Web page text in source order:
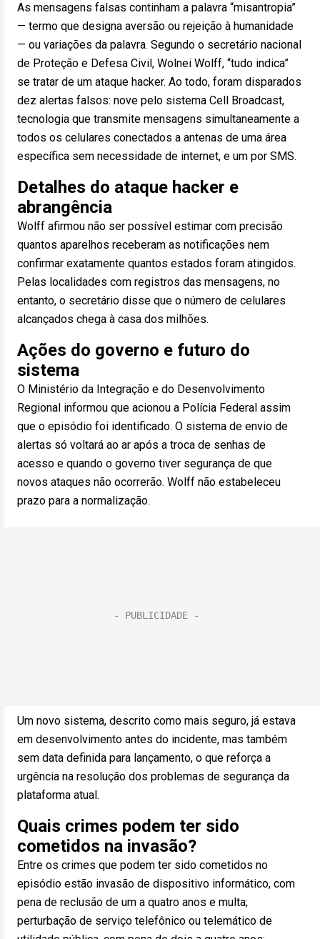
As mensagens falsas continham a palavra “misantropia”
— termo que designa aversão ou rejeição à humanidade
— ou variações da palavra. Segundo o secretário nacional
de Proteção e Defesa Civil, Wolnei Wolff, “tudo indica”
se tratar de um ataque hacker. Ao todo, foram disparados
dez alertas falsos: nove pelo sistema Cell Broadcast,
tecnologia que transmite mensagens simultaneamente a
todos os celulares conectados a antenas de uma área
específica sem necessidade de internet, e um por SMS.
Detalhes do ataque hacker e
abrangência
Wolff afirmou não ser possível estimar com precisão
quantos aparelhos receberam as notificações nem
confirmar exatamente quantos estados foram atingidos.
Pelas localidades com registros das mensagens, no
entanto, o secretário disse que o número de celulares
alcançados chega à casa dos milhões.
Ações do governo e futuro do
sistema
O Ministério da Integração e do Desenvolvimento
Regional informou que acionou a Polícia Federal assim
que o episódio foi identificado. O sistema de envio de
alertas só voltará ao ar após a troca de senhas de
acesso e quando o governo tiver segurança de que
novos ataques não ocorrerão. Wolff não estabeleceu
prazo para a normalização.
Um novo sistema, descrito como mais seguro, já estava
em desenvolvimento antes do incidente, mas também
sem data definida para lançamento, o que reforça a
urgência na resolução dos problemas de segurança da
plataforma atual.
Quais crimes podem ter sido
cometidos na invasão?
Entre os crimes que podem ter sido cometidos no
episódio estão invasão de dispositivo informático, com
pena de reclusão de um a quatro anos e multa;
perturbação de serviço telefônico ou telemático de